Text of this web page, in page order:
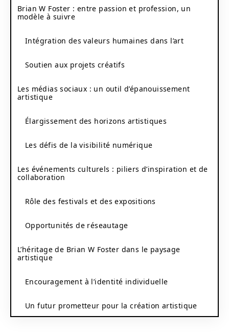
Brian W Foster : entre passion et profession, un
modèle à suivre
Intégration des valeurs humaines dans l’art
Soutien aux projets créatifs
Les médias sociaux : un outil d’épanouissement
artistique
Élargissement des horizons artistiques
Les défis de la visibilité numérique
Les événements culturels : piliers d’inspiration et de
collaboration
Rôle des festivals et des expositions
Opportunités de réseautage
L’héritage de Brian W Foster dans le paysage
artistique
Encouragement à l’identité individuelle
Un futur prometteur pour la création artistique